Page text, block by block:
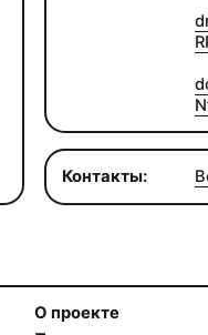
Контакты:
О проекте